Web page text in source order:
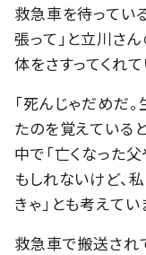
救急車を待ってい
張って」と立川さ
体をさすってくれ
「死んじゃだめだ。
たのを覚えている
中で「亡くなった
もしれないけど、
きゃ」とも考えてい
救急車で搬送され